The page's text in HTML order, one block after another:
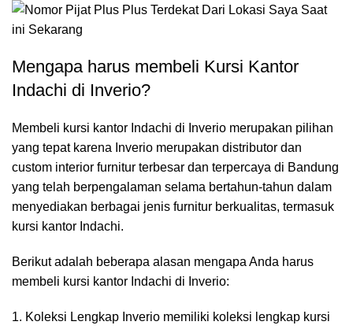
Mengapa harus membeli Kursi Kantor
Indachi di Inverio?
Membeli kursi kantor Indachi di Inverio merupakan pilihan
yang tepat karena Inverio merupakan distributor dan
custom interior furnitur terbesar dan terpercaya di Bandung
yang telah berpengalaman selama bertahun-tahun dalam
menyediakan berbagai jenis furnitur berkualitas, termasuk
kursi kantor Indachi.
Berikut adalah beberapa alasan mengapa Anda harus
membeli kursi kantor Indachi di Inverio:
Koleksi Lengkap Inverio memiliki koleksi lengkap kursi